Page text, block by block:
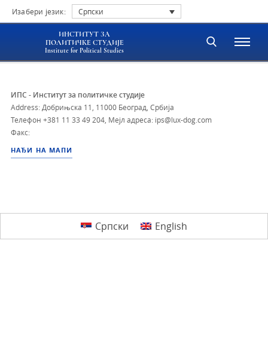
Изабери језик: Српски
ИНСТИТУТ ЗА
ПОЛИТИЧКЕ СТУДИЈЕ
Institute for Political Studies
ИПС - Институт за политичке студије
Address: Добрињска 11, 11000 Београд, Србија
Телефон +381 11 33 49 204 Мејл адреса: ips@lux-dog.com
Факс:
НАЂИ НА МАПИ
Српски English